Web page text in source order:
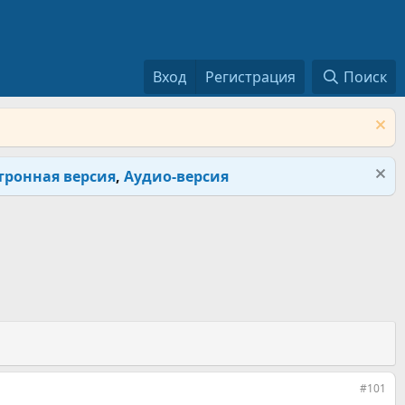
Вход Регистрация Поиск
версия, Аудио-версия
#101